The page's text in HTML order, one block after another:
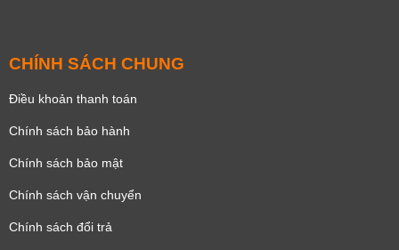
CHÍNH SÁCH CHUNG
Điều khoản thanh toán
Chính sách bảo hành
Chính sách bảo mật
Chính sách vận chuyển
Chính sách đổi trả